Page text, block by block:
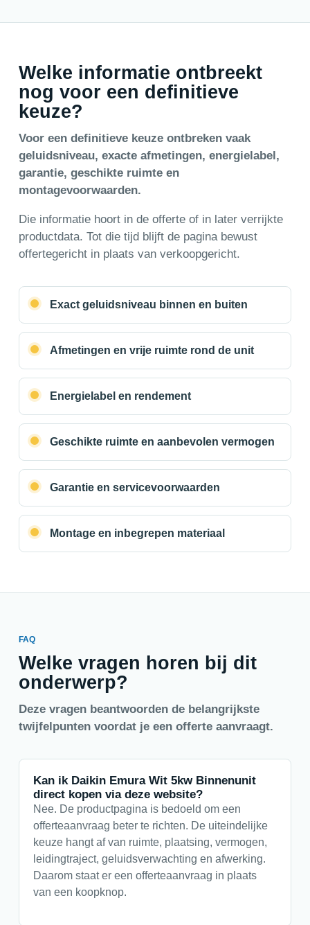
Welke informatie ontbreekt
nog voor een definitieve
keuze?
Voor een definitieve keuze ontbreken vaak
geluidsniveau, exacte afmetingen, energielabel,
garantie, geschikte ruimte en
montagevoorwaarden.
Die informatie hoort in de offerte of in later verrijkte
productdata. Tot die tijd blijft de pagina bewust
offertegericht in plaats van verkoopgericht.
Exact geluidsniveau binnen en buiten
Afmetingen en vrije ruimte rond de unit
Energielabel en rendement
Geschikte ruimte en aanbevolen vermogen
Garantie en servicevoorwaarden
Montage en inbegrepen materiaal
FAQ
Welke vragen horen bij dit
onderwerp?
Deze vragen beantwoorden de belangrijkste
twijfelpunten voordat je een offerte aanvraagt.
Kan ik Daikin Emura Wit 5kw Binnenunit
direct kopen via deze website?
Nee. De productpagina is bedoeld om een
offerteaanvraag beter te richten. De uiteindelijke
keuze hangt af van ruimte, plaatsing, vermogen,
leidingtraject, geluidsverwachting en afwerking.
Daarom staat er een offerteaanvraag in plaats
van een koopknop.